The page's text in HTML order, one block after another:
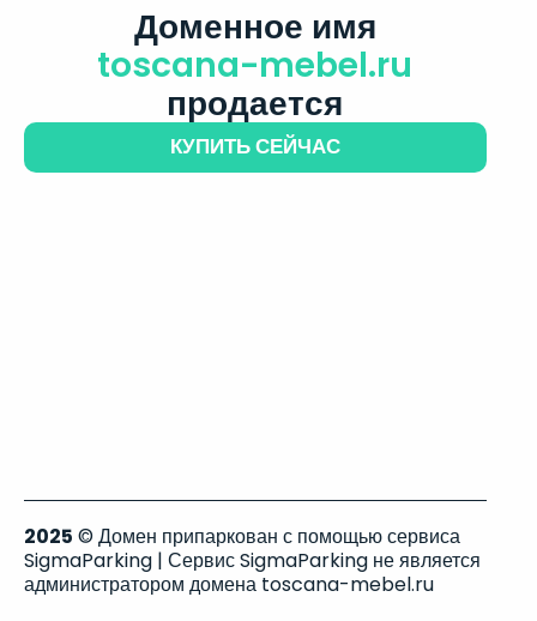
Доменное имя
toscana-mebel.ru
продается
КУПИТЬ СЕЙЧАС
2025 © Домен припаркован с помощью сервиса
SigmaParking | Сервис SigmaParking не является
администратором домена toscana-mebel.ru